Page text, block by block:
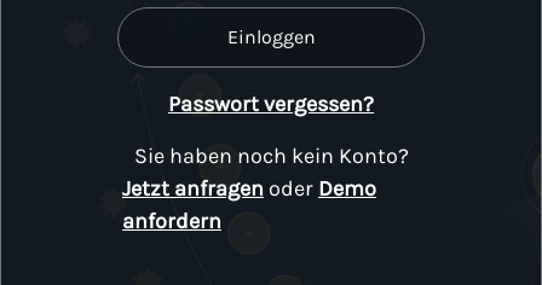
Einloggen
Passwort vergessen?
Sie haben noch kein Konto?
Jetzt anfragen oder Demo
anfordern